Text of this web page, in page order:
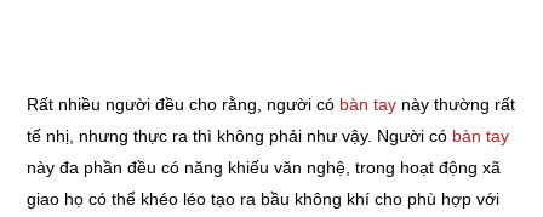
Rất nhiều người đều cho rằng, người có bàn tay này thường rất
tế nhị, nhưng thực ra thì không phải như vậy. Người có bàn tay
này đa phần đều có năng khiếu văn nghệ, trong hoạt động xã
giao họ có thể khéo léo tạo ra bầu không khí cho phù hợp với